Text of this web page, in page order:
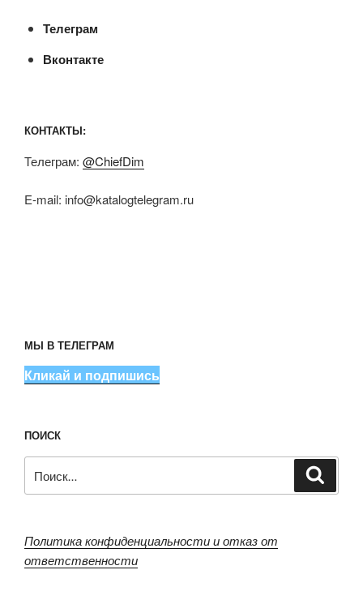
Телеграм
Вконтакте
КОНТАКТЫ:
Телеграм: @ChiefDim
E-mail: info@katalogtelegram.ru
МЫ В ТЕЛЕГРАМ
Кликай и подпишись
ПОИСК
Политика конфиденциальности и отказ от
ответственности